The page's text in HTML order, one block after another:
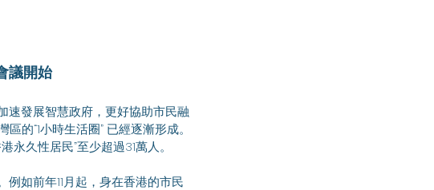
議開始
的“1小時生活圈” 已經逐漸形成。
久性居民”至少超過31萬人。